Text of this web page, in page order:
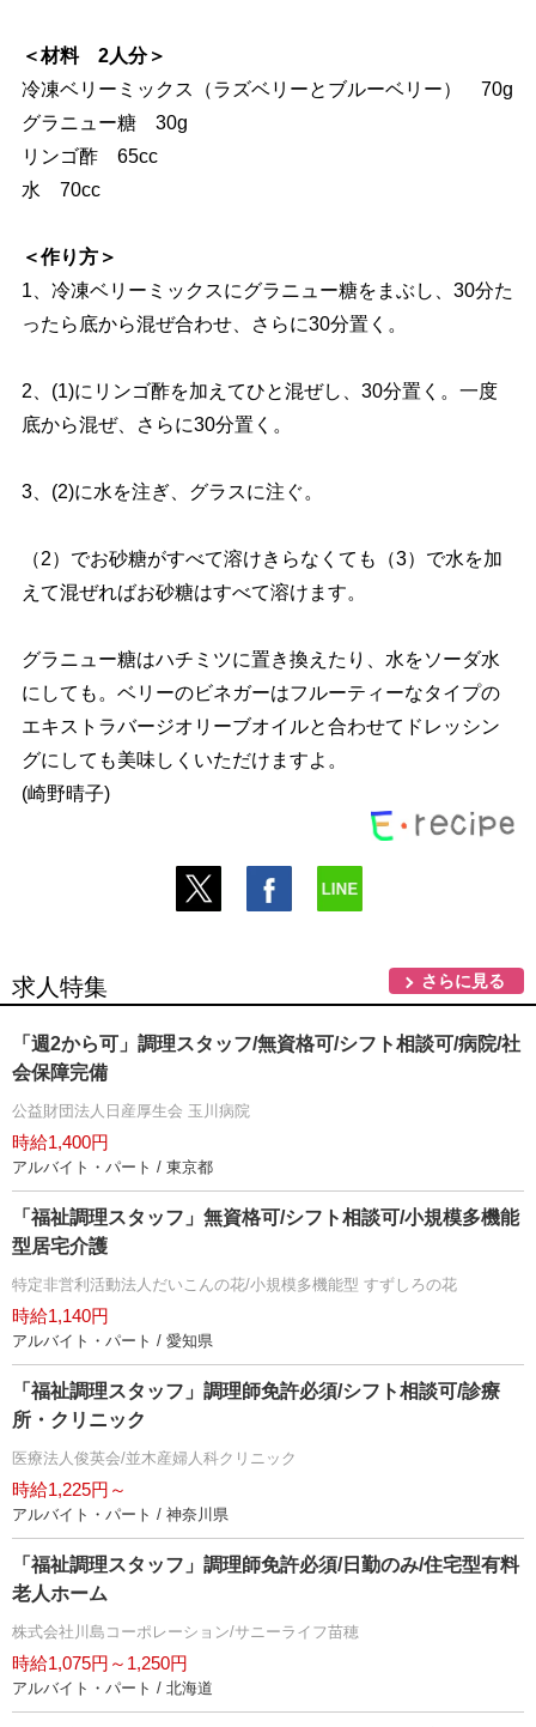
＜材料 2人分＞
冷凍ベリーミックス（ラズベリーとブルーベリー） 70g
グラニュー糖 30g
リンゴ酢 65cc
水 70cc
＜作り方＞
1、冷凍ベリーミックスにグラニュー糖をまぶし、30分た
ったら底から混ぜ合わせ、さらに30分置く。
2、(1)にリンゴ酢を加えてひと混ぜし、30分置く。一度
底から混ぜ、さらに30分置く。
3、(2)に水を注ぎ、グラスに注ぐ。
（2）でお砂糖がすべて溶けきらなくても（3）で水を加
えて混ぜればお砂糖はすべて溶けます。
グラニュー糖はハチミツに置き換えたり、水をソーダ水
にしても。ベリーのビネガーはフルーティーなタイプの
エキストラバージオリーブオイルと合わせてドレッシン
グにしても美味しくいただけますよ。
(崎野晴子)
求人特集 さらに見る
「週2から可」調理スタッフ/無資格可/シフト相談可/病院/社
会保障完備
公益財団法人日産厚生会 玉川病院
時給1,400円
アルバイト・パート / 東京都
「福祉調理スタッフ」無資格可/シフト相談可/小規模多機能
型居宅介護
特定非営利活動法人だいこんの花/小規模多機能型 すずしろの花
時給1,140円
アルバイト・パート / 愛知県
「福祉調理スタッフ」調理師免許必須/シフト相談可/診療
所・クリニック
医療法人俊英会/並木産婦人科クリニック
時給1,225円～
アルバイト・パート / 神奈川県
「福祉調理スタッフ」調理師免許必須/日勤のみ/住宅型有料
老人ホーム
株式会社川島コーポレーション/サニーライフ苗穂
時給1,075円～1,250円
アルバイト・パート / 北海道